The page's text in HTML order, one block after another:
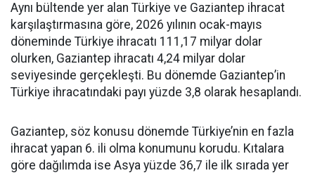
Aynı bültende yer alan Türkiye ve Gaziantep ihracat
karşılaştırmasına göre, 2026 yılının ocak-mayıs
döneminde Türkiye ihracatı 111,17 milyar dolar
olurken, Gaziantep ihracatı 4,24 milyar dolar
seviyesinde gerçekleşti. Bu dönemde Gaziantep’in
Türkiye ihracatındaki payı yüzde 3,8 olarak hesaplandı.
Gaziantep, söz konusu dönemde Türkiye’nin en fazla
ihracat yapan 6. ili olma konumunu korudu. Kıtalara
göre dağılımda ise Asya yüzde 36,7 ile ilk sırada yer